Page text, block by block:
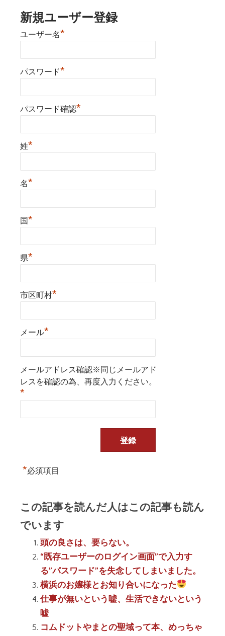
新規ユーザー登録
ユーザー名*
パスワード*
パスワード確認*
姓*
名*
国*
県*
市区町村*
メール*
メールアドレス確認※同じメールアド
レスを確認の為、再度入力ください。
*
*必須項目
この記事を読んだ人はこの記事も読ん
でいます
頭の良さは、要らない。
“既存ユーザーのログイン画面”で入力す
る”パスワード”を失念してしまいました。
横浜のお嬢様とお知り合いになった
仕事が無いという嘘、生活できないという
嘘
コムドットやまとの聖域って本、めっちゃ